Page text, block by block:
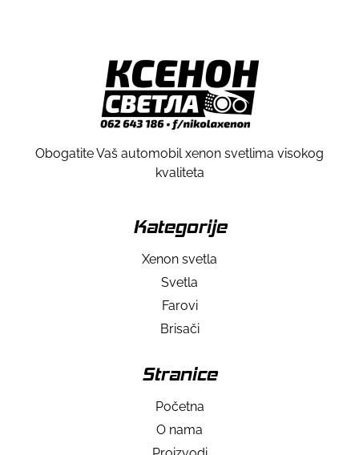
Obogatite Vaš automobil xenon svetlima visokog
kvaliteta
Kategorije
Xenon svetla
Svetla
Farovi
Brisači
Stranice
Početna
O nama